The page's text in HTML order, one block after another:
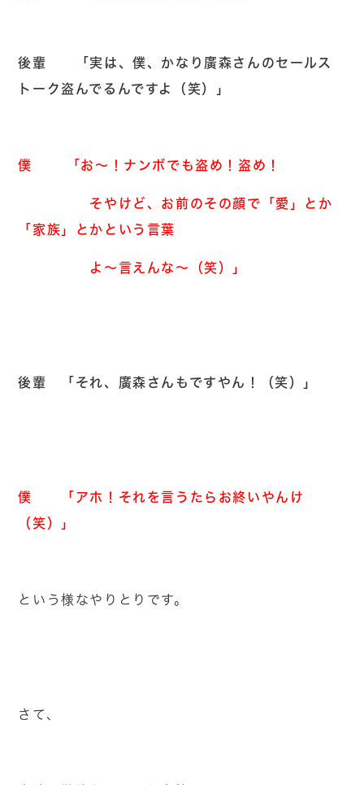
後輩 「実は、僕、かなり廣森さんのセールス
トーク盗んでるんですよ（笑）」
僕 「お～！ナンボでも盗め！盗め！
そやけど、お前のその顔で「愛」とか
「家族」とかという言葉
よ～言えんな～（笑）」
後輩 「それ、廣森さんもですやん！（笑）」
僕 「アホ！それを言うたらお終いやんけ
（笑）」
という様なやりとりです。
さて、